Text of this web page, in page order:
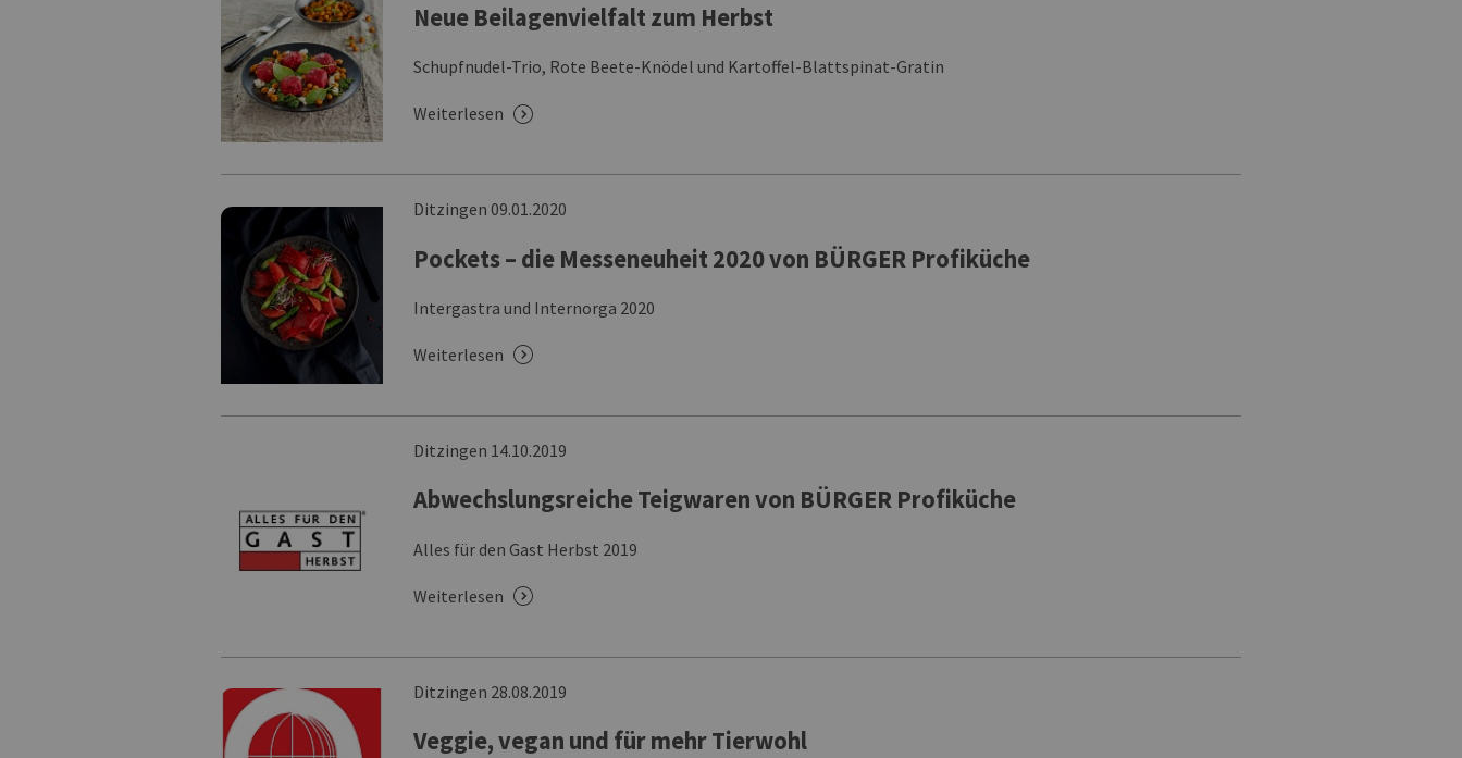
Neue Beilagenvielfalt zum Herbst
Schupfnudel-Trio, Rote Beete-Knödel und Kartoffel-Blattspinat-Gratin
Weiterlesen
Ditzingen09.01.2020
Pockets – die Messeneuheit 2020 von BÜRGER Profiküche
Intergastra und Internorga 2020
Weiterlesen
Ditzingen 14.10.2019
Abwechslungsreiche Teigwaren von BÜRGER Profiküche
Alles für den Gast Herbst 2019
Weiterlesen
Ditzingen 28.08.2019
Veggie, vegan und für mehr Tierwohl